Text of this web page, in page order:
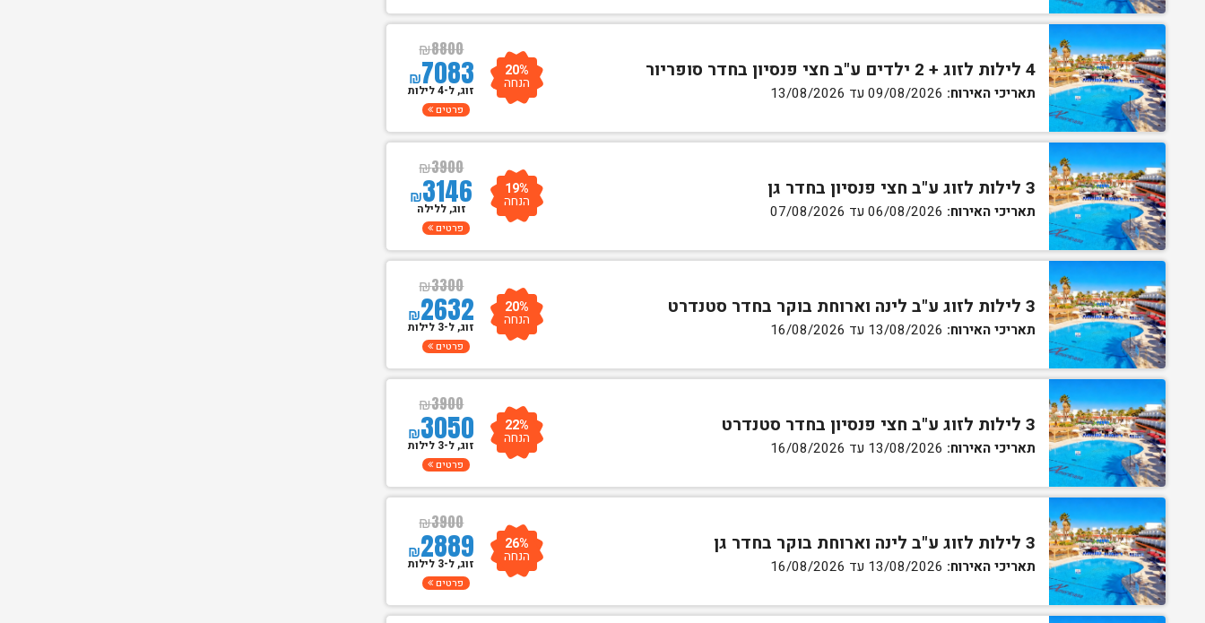
4 לילות לזוג + 2 ילדים ע"ב חצי פנסיון בחדר סופריור
תאריכי האירוח:
₪8800
₪7083 20%
הנחה זוג, ל-4 לילות
פרטים
3 לילות לזוג ע"ב חצי פנסיון בחדר גן
תאריכי האירוח:
₪3900
₪3146 19%
הנחה זוג, ללילה
פרטים
3 לילות לזוג ע"ב לינה וארוחת בוקר בחדר סטנדרט
תאריכי האירוח:
₪3300
₪2632 20%
הנחה זוג, ל-3 לילות
פרטים
3 לילות לזוג ע"ב חצי פנסיון בחדר סטנדרט
תאריכי האירוח:
₪3900
₪3050 22%
הנחה זוג, ל-3 לילות
פרטים
3 לילות לזוג ע"ב לינה וארוחת בוקר בחדר גן
תאריכי האירוח:
₪3900
₪2889 26%
הנחה זוג, ל-3 לילות
פרטים